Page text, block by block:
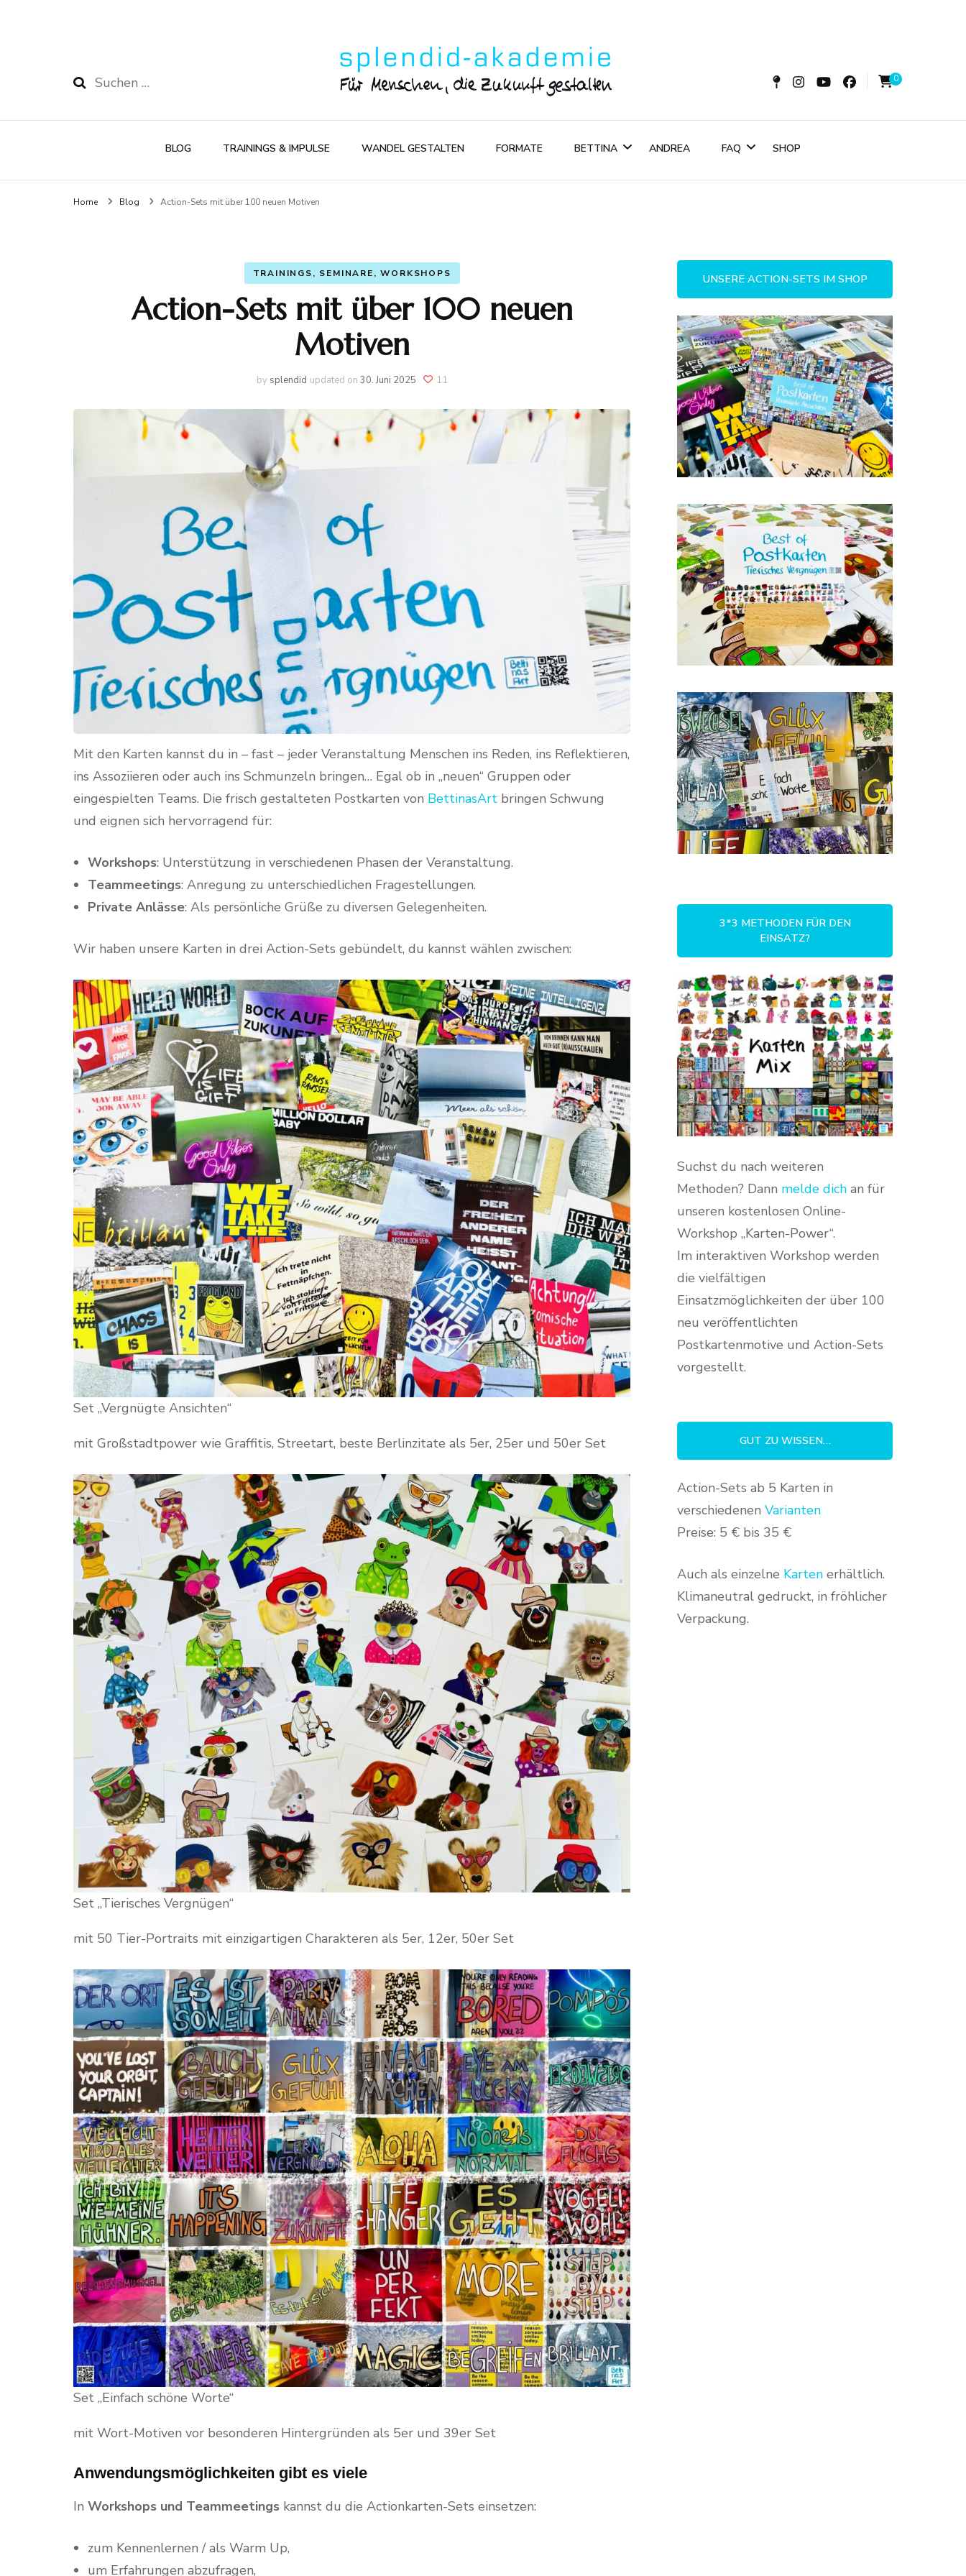
Suchen
splendid-akademie
0
BLOG TRAININGS & IMPULSE WANDEL GESTALTEN FORMATE BETTINA ANDREA FAQ
Wie Sie uns erreichen
Kooperationspartner:innen
SHOP
Home Blog Action-Sets mit über 100 neuen Motiven
TRAININGS, SEMINARE, WORKSHOPS
Action-Sets mit über 100 neuen
Motiven
by splendid updated on 30. Juni 2025 11
Mit den Karten kannst du in – fast – jeder Veranstaltung Menschen ins Reden, ins Reflektieren,
ins Assoziieren oder auch ins Schmunzeln bringen… Egal ob in „neuen“ Gruppen oder
eingespielten Teams. Die frisch gestalteten Postkarten von BettinasArt bringen Schwung
und eignen sich hervorragend für:
Workshops: Unterstützung in verschiedenen Phasen der Veranstaltung.
Teammeetings: Anregung zu unterschiedlichen Fragestellungen.
Private Anlässe: Als persönliche Grüße zu diversen Gelegenheiten.
Wir haben unsere Karten in drei Action-Sets gebündelt, du kannst wählen zwischen:
Set „Vergnügte Ansichten“
mit Großstadtpower wie Graffitis, Streetart, beste Berlinzitate als 5er, 25er und 50er Set
Set „Tierisches Vergnügen“
mit 50 Tier-Portraits mit einzigartigen Charakteren als 5er, 12er, 50er Set
Set „Einfach schöne Worte“
mit Wort-Motiven vor besonderen Hintergründen als 5er und 39er Set
Anwendungsmöglichkeiten gibt es viele
In Workshops und Teammeetings kannst du die Actionkarten-Sets einsetzen:
zum Kennenlernen / als Warm Up,
um Erfahrungen abzufragen,
UNSERE ACTION-SETS IM SHOP
3*3 METHODEN FÜR DEN
EINSATZ?
Suchst du nach weiteren
Methoden? Dann melde dich an für
unseren kostenlosen Online-
Workshop „Karten-Power“.
Im interaktiven Workshop werden
die vielfältigen
Einsatzmöglichkeiten der über 100
neu veröffentlichten
Postkartenmotive und Action-Sets
vorgestellt.
GUT ZU WISSEN…
Action-Sets ab 5 Karten in
verschiedenen Varianten
Preise: 5 € bis 35 €
Auch als einzelne Karten erhältlich.
Klimaneutral gedruckt, in fröhlicher
Verpackung.